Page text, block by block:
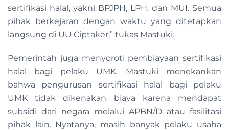
sertifikasi halal, yakni BPJPH, LPH, dan MUI. Semua
pihak berkejaran dengan waktu yang ditetapkan
langsung di UU Ciptaker,” tukas Mastuki.
Pemerintah juga menyoroti pembiayaan sertifikasi
halal bagi pelaku UMK. Mastuki menekankan
bahwa pengurusan sertifikasi halal bagi pelaku
UMK tidak dikenakan biaya karena mendapat
subsidi dari negara melalui APBN/D atau fasilitasi
pihak lain. Nyatanya, masih banyak pelaku usaha